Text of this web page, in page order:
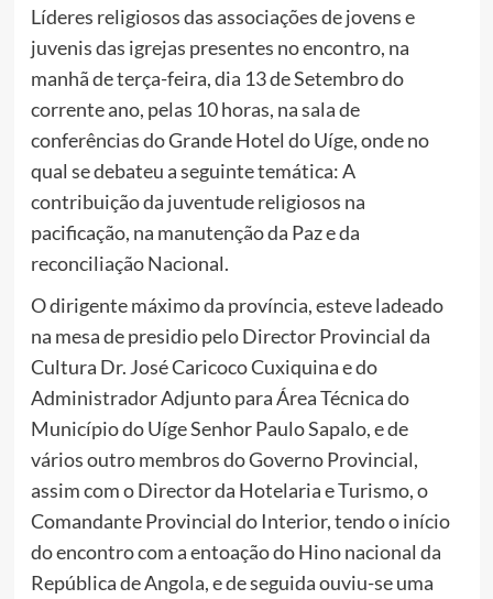
Líderes religiosos das associações de jovens e
juvenis das igrejas presentes no encontro, na
manhã de terça-feira, dia 13 de Setembro do
corrente ano, pelas 10 horas, na sala de
conferências do Grande Hotel do Uíge, onde no
qual se debateu a seguinte temática: A
contribuição da juventude religiosos na
pacificação, na manutenção da Paz e da
reconciliação Nacional.
O dirigente máximo da província, esteve ladeado
na mesa de presidio pelo Director Provincial da
Cultura Dr. José Caricoco Cuxiquina e do
Administrador Adjunto para Área Técnica do
Município do Uíge Senhor Paulo Sapalo, e de
vários outro membros do Governo Provincial,
assim com o Director da Hotelaria e Turismo, o
Comandante Provincial do Interior, tendo o início
do encontro com a entoação do Hino nacional da
República de Angola, e de seguida ouviu-se uma